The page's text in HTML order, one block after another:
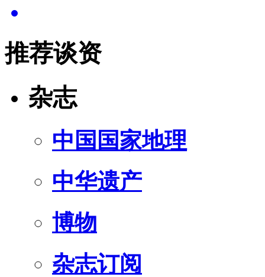
推荐谈资
杂志
中国国家地理
中华遗产
博物
杂志订阅